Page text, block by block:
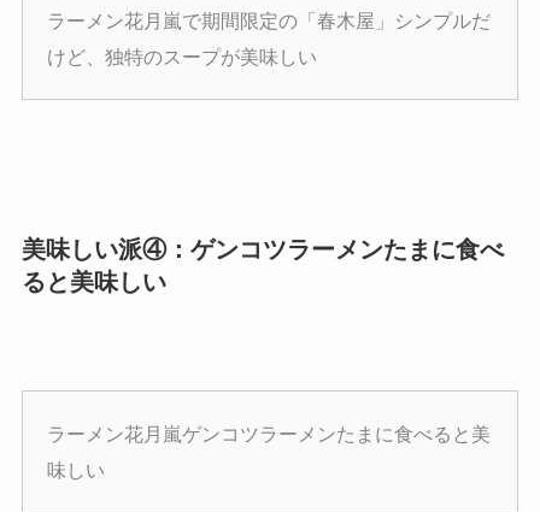
ラーメン花月嵐で期間限定の「春木屋」シンプルだ
けど、独特のスープが美味しい
美味しい派④：ゲンコツラーメンたまに食べ
ると美味しい
ラーメン花月嵐ゲンコツラーメンたまに食べると美
味しい